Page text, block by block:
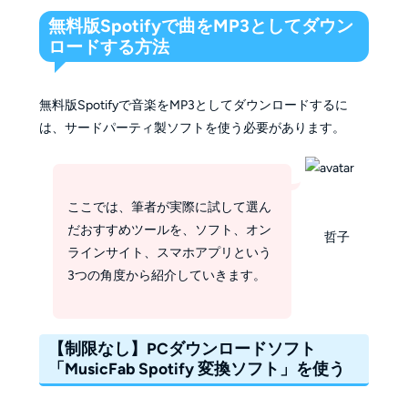
無料版Spotifyで曲をMP3としてダウン
ロードする方法
無料版Spotifyで音楽をMP3としてダウンロードするに
は、サードパーティ製ソフトを使う必要があります。
哲子
ここでは、筆者が実際に試して選ん
だおすすめツールを、ソフト、オン
ラインサイト、スマホアプリという
3つの角度から紹介していきます。
【制限なし】PCダウンロードソフト
「MusicFab Spotify 変換ソフト」を使う